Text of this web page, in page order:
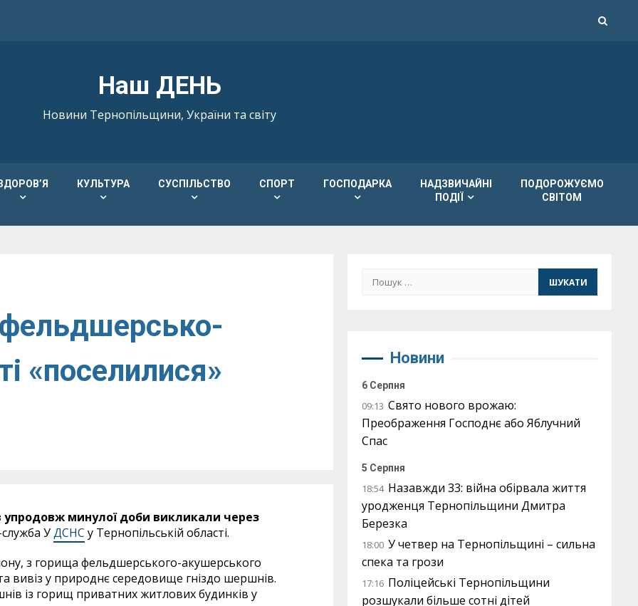
Наш ДЕНЬ
Новини Тернопільщини, України та світу
КУЛЬТУРА СУСПІЛЬСТВО СПОРТ ГОСПОДАРКА
НАДЗВИЧАЙНІ
ПОДІЇ
ПОДОРОЖУЄМО
СВІТОМ
фельдшерсько-
«поселилися»
упродовж минулої доби викликали через
УДСНС у Тернопільській області.
з горища фельдшерського-акушерського
вивіз у природнє середовище гніздо шершнів.
із горищ приватних житлових будинків у
Пошук:
Новини
6 Серпня
09:13 Свято нового врожаю:
Преображення Господнє або Яблучний
Спас
5 Серпня
18:54 Назавжди 33: війна обірвала життя
уродженця Тернопільщини Дмитра
Березка
18:00 У четвер на Тернопільщині – сильна
спека та грози
17:16 Поліцейські Тернопільщини
розшукали більше сотні дітей